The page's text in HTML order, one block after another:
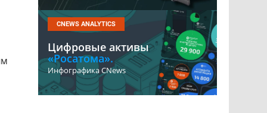
CNEWS ANALYTICS
Цифровые активы
«Росатома».
Инфографика CNews